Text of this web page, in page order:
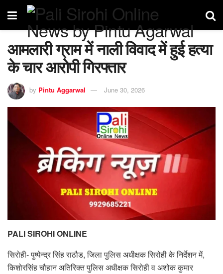
आमलारी ग्राम में नाली विवाद में हुई हत्या
के चार आरोपी गिरफ्तार
by Pintu Aggarwal June 30, 2026
PALI SIROHI ONLINE
सिरोही- पुष्पेन्द्र सिंह राठौड, जिला पुलिस अधीक्षक सिरोही के निर्देशन में,
किशोरसिंह चौहान अतिरिक्त पुलिस अधीक्षक सिरोही व अशोक कुमार